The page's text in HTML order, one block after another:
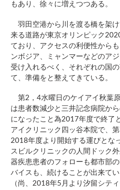
もあり、徐々に増えつつある。
羽田空港から川を渡る橋を架
来る道路が東京オリンピック
ており、アクセスの利便性から
ンボジア、ミャンマーなどのア
受け入れるべく、それぞれの国
て、準備をと整えてきている。
第2，4水曜日のケイアイ秋葉
は患者数減少と三井記念病院か
になったこと為2017年度で終了
アイクリニック四ッ谷本院で、
2018年度より開始する運びとな
スビルクリニックの人間ドック
器疾患患者のフォローも都市部
バイスも、続けることが出来てい
（尚、2018年5月より汐留シテ